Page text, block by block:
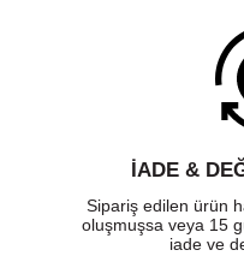
İADE &
Sipariş edilen ürün
oluşmuşsa veya 15
iade ve